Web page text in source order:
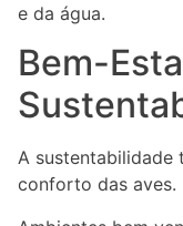
e da água.
Bem-
A sustentabilidade
conforto das aves.